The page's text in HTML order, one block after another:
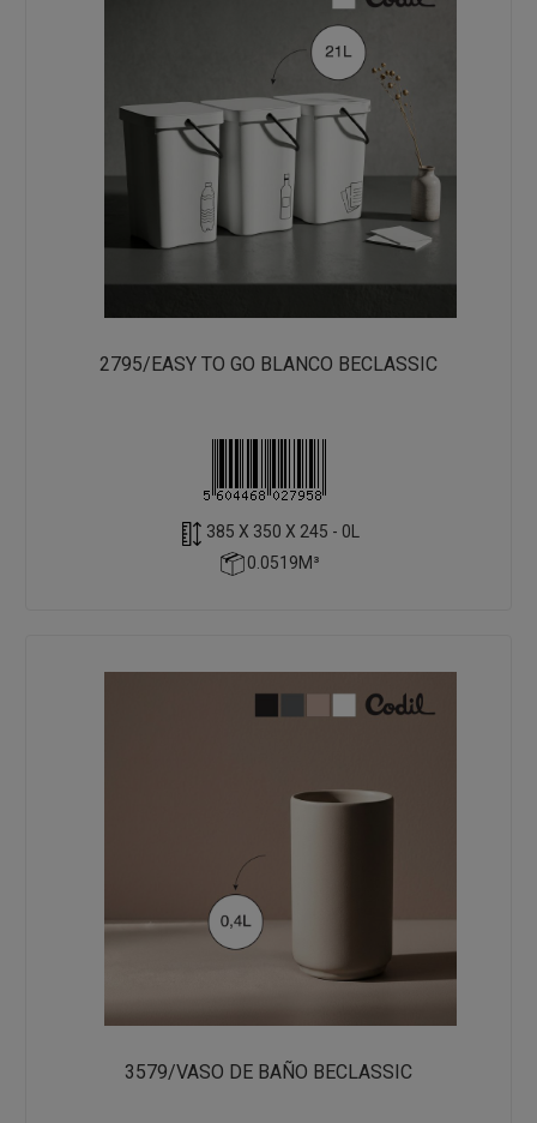
2795/EASY TO GO BLANCO BECLASSIC
385 X 350 X 245 - 0L
0.0519M³
3579/VASO DE BAÑO BECLASSIC